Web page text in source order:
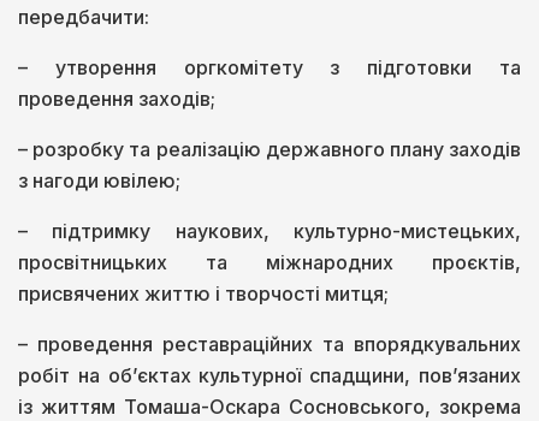
передбачити:
– утворення оргкомітету з підготовки та
проведення заходів;
– розробку та реалізацію державного плану заходів
з нагоди ювілею;
– підтримку наукових, культурно-мистецьких,
просвітницьких та міжнародних проєктів,
присвячених життю і творчості митця;
– проведення реставраційних та впорядкувальних
робіт на об’єктах культурної спадщини, пов’язаних
із життям Томаша-Оскара Сосновського, зокрема